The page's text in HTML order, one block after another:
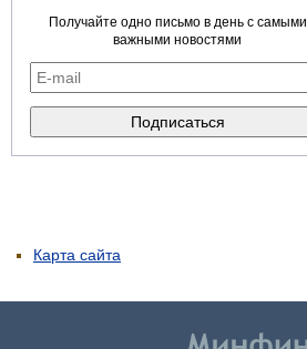
Получайте одно письмо в день с самыми
важными новостями
Карта сайта